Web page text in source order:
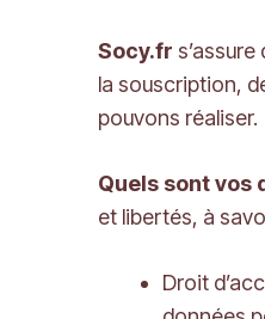
Socy.fr
la souscription,
pouvons réaliser.
Quels sont vos
et libertés, à
Droit